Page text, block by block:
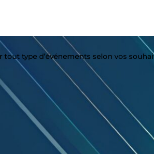
type d’événements selon vos